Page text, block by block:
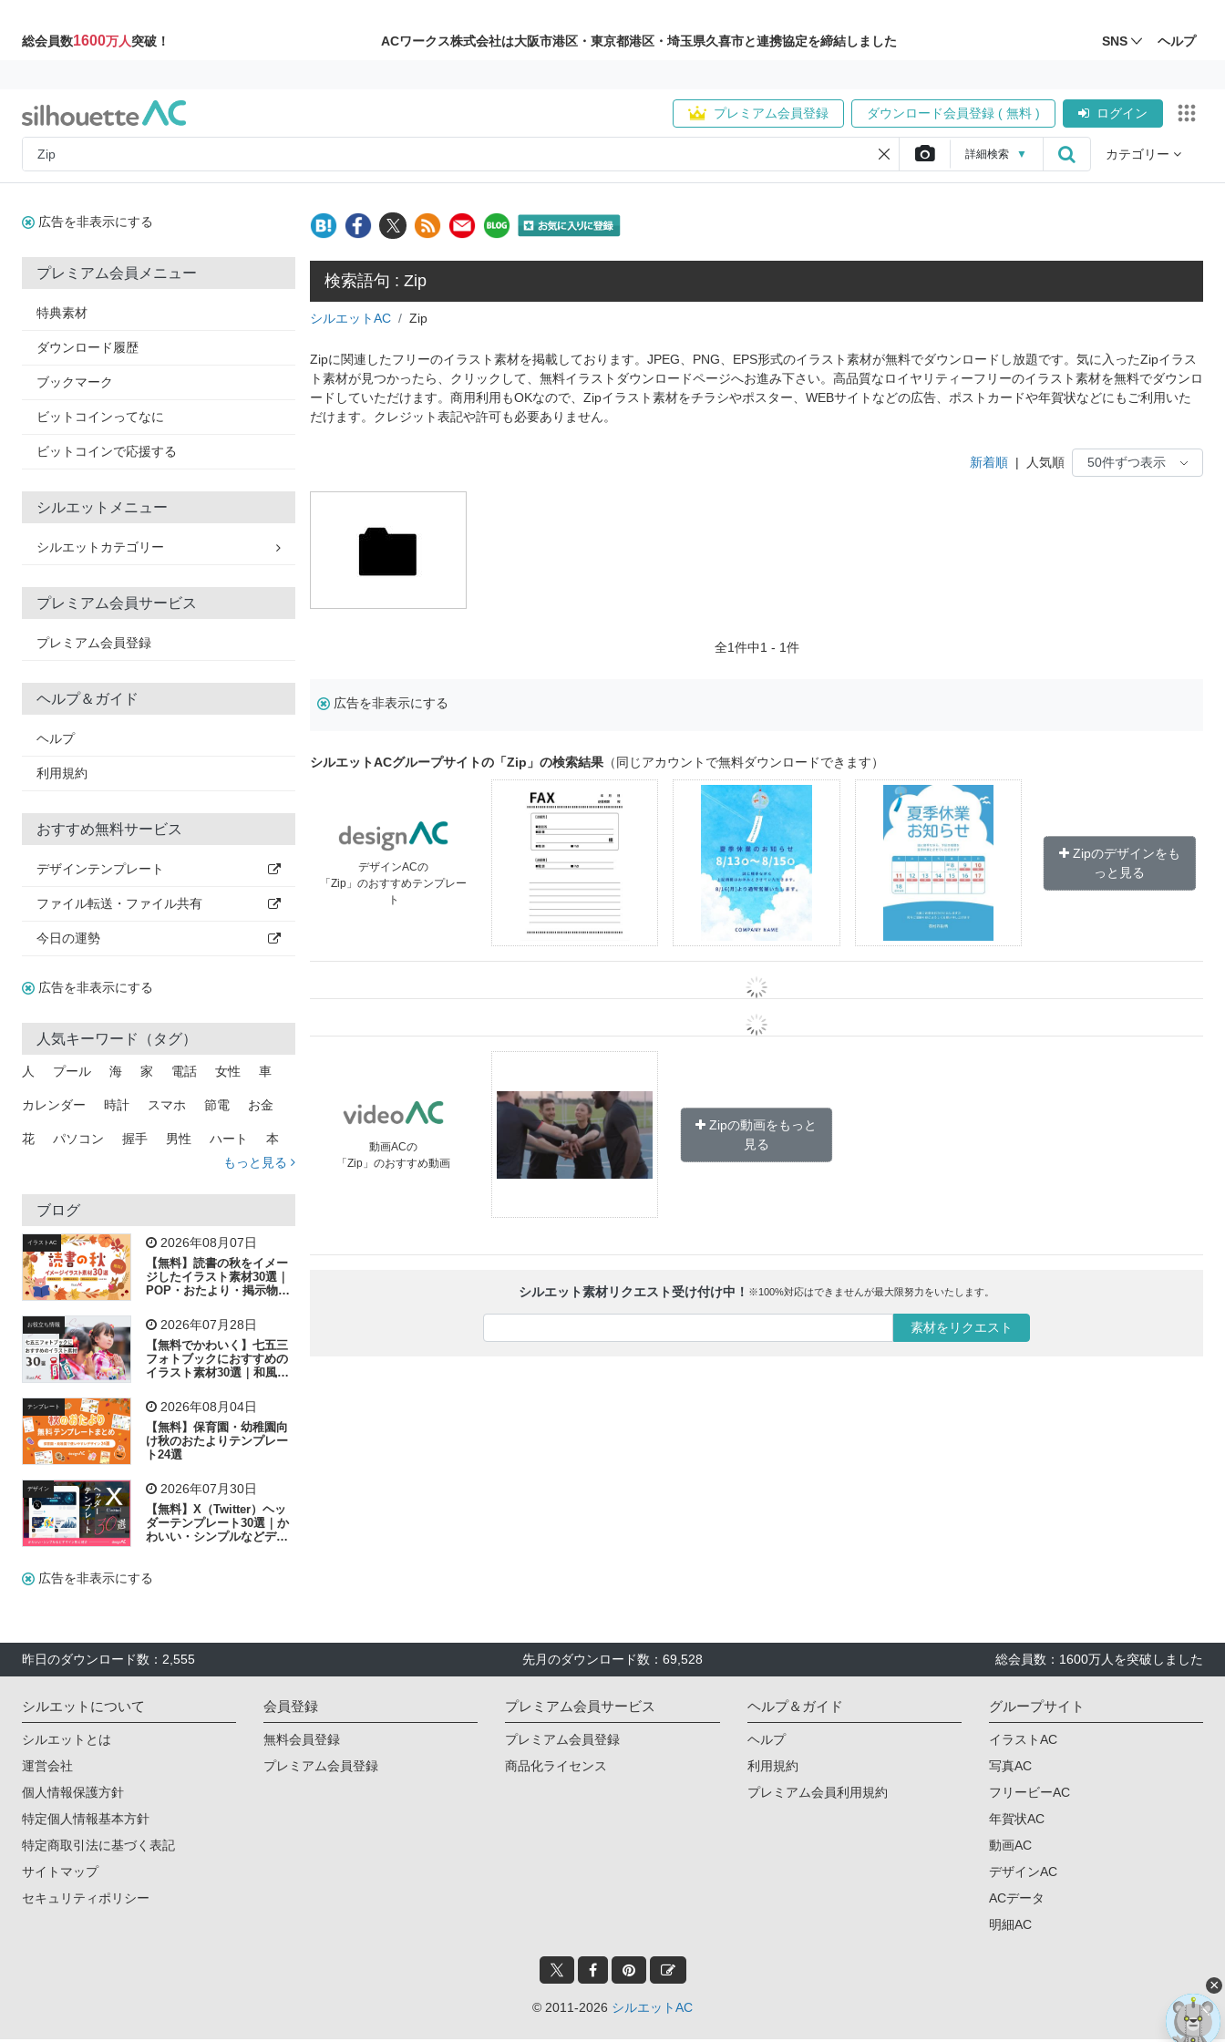
総会員数1600万人突破！ ACワークス株式会社は大阪市港区・東京都港区・埼玉県久喜市と連携協定を締結しました SNS ヘルプ
プレミアム会員登録 ダウンロード会員登録 ( 無料 ) ログイン
詳細検索 ▼ カテゴリー
広告を非表示にする
プレミアム会員メニュー
特典素材
ダウンロード履歴
ブックマーク
ビットコインってなに
ビットコインで応援する
シルエットメニュー
シルエットカテゴリー
プレミアム会員サービス
プレミアム会員登録
ヘルプ＆ガイド
ヘルプ
利用規約
おすすめ無料サービス
デザインテンプレート
ファイル転送・ファイル共有
今日の運勢
広告を非表示にする
人気キーワード（タグ）
人 プール 海 家 電話 女性 車
カレンダー 時計 スマホ 節電 お金
花 パソコン 握手 男性 ハート 本
トラック 木
吹き出し
飛行機 グラフ ビル 魚 家族 書類
歩く 工場 会社 太陽 キラキラ
子供 作業員 葉 相談 ピクトグラム
もっと見る
ブログ
イラストAC 2026年08月07日
【無料】読書の秋をイメー
ジしたイラスト素材30選｜
POP・おたより・掲示物に
お役立ち情報 2026年07月28日
【無料でかわいく】七五三
フォトブックにおすすめの
イラスト素材30選｜和風の
テンプレート 2026年08月04日
【無料】保育園・幼稚園向
け秋のおたよりテンプレー
ト24選
デザイン 2026年07月30日
【無料】X（Twitter）ヘッ
ダーテンプレート30選｜か
わいい・シンプルなどデザ
広告を非表示にする
検索語句 : Zip
シルエットAC Zip
Zipに関連したフリーのイラスト素材を掲載しております。JPEG、PNG、EPS形式のイラスト素材が無料でダウンロードし放題です。気に入ったZipイラス
ト素材が見つかったら、クリックして、無料イラストダウンロードページへお進み下さい。高品質なロイヤリティーフリーのイラスト素材を無料でダウンロ
ードしていただけます。商用利用もOKなので、Zipイラスト素材をチラシやポスター、WEBサイトなどの広告、ポストカードや年賀状などにもご利用いた
だけます。クレジット表記や許可も必要ありません。
新着順 | 人気順
全1件中1 - 1件
広告を非表示にする
シルエットACグループサイトの「Zip」の検索結果 （同じアカウントで無料ダウンロードできます）
デザインACの
「Zip」のおすすめテンプレー
ト
Zipのデザインをも
っと見る
動画ACの
「Zip」のおすすめ動画
Zipの動画をもっと
見る
シルエット素材リクエスト受け付け中！ ※100%対応はできませんが最大限努力をいたします。
素材をリクエスト
昨日のダウンロード数：2,555 先月のダウンロード数：69,528 総会員数：1600万人を突破しました
シルエットについて
シルエットとは
運営会社
個人情報保護方針
特定個人情報基本方針
特定商取引法に基づく表記
サイトマップ
セキュリティポリシー
会員登録
無料会員登録
プレミアム会員登録
プレミアム会員サービス
プレミアム会員登録
商品化ライセンス
ヘルプ＆ガイド
ヘルプ
利用規約
プレミアム会員利用規約
グループサイト
イラストAC
写真AC
フリービーAC
年賀状AC
動画AC
デザインAC
ACデータ
明細AC
© 2011-2026 シルエットAC
×